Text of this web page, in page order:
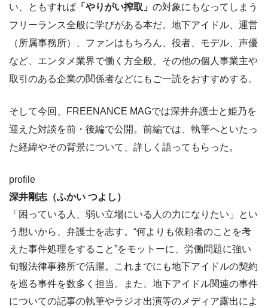
い、ともすれば 「やりがい搾取」 の対象にもなってしまう
フリーランス全般に学びがある本だ。地下アイドル、運営
（所属事務所）、ファンはもちろん、役者、モデル、声優
など、エンタメ業界で働く方全般、その他の個人事業主や
取引のある企業の関係者などにもご一読をおすすめする。
そして今回、FREENANCE MAGでは深井弁護士と姫乃を
迎えた対談を前・後編で公開。前編では、執筆へといたっ
た経緯やその背景について、詳しく語ってもらった。
profile
深井剛志（ふかい つよし）
「困っている人、弱い立場にいる人の力になりたい」とい
う想いから、弁護士を志す。“何よりも依頼者のことを考
えた事件処理をすること”をモットーに、労働問題に強い
旬報法律事務所で活躍。これまでにも地下アイドルの契約
を巡る事件を数多く担当。また、地下アイドル関連の事件
についての記事の執筆やラジオ出演等のメディア露出によ